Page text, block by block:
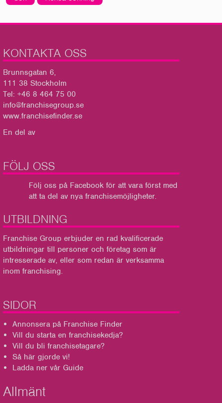
KONTAKTA OSS
Brunnsgatan 6,
111 38 Stockholm
Tel: +46 8 464 75 00
info@franchisegroup.se
www.franchisefinder.se
En del av
FÖLJ OSS
Följ oss på Facebook för att vara först med
att ta del av nya franchisemöjligheter.
UTBILDNING
Franchise Group erbjuder en rad kvalificerade
utbildningar till personer och företag som är
intresserade av, eller som redan är verksamma
inom franchising.
SIDOR
Annonsera på Franchise Finder
Vill du starta en franchisekedja?
Vill du bli franchisetagare?
Så här gjorde vi!
Ladda ner vår Guide
Allmänt